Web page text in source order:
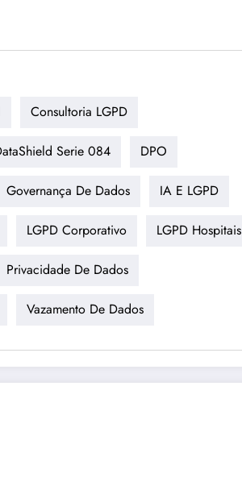
Consultoria LGPD
Serie 084 DPO
Governança De Dados IA E LGPD
LGPD Corporativo LGPD Hospitais
Privacidade De Dados
Vazamento De Dados